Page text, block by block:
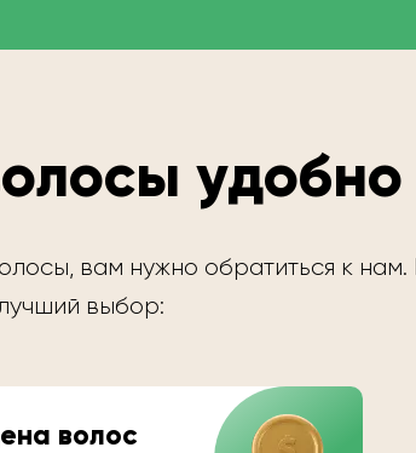
вам нужно обратиться к нам.
выбор:
волос